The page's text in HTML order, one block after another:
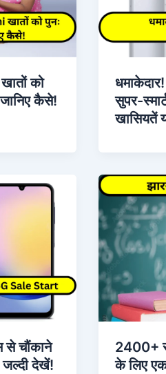
को
कैसे!
सुपर-
खासियतें
से चौंकाने
जल्दी देखें!
2400+
के लिए